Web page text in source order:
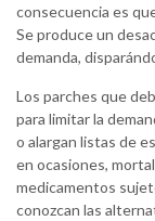
consecuencia es
Se produce un
demanda,
Los parches que
para limitar la
o alargan listas de
en ocasiones,
medicamentos
conozcan las